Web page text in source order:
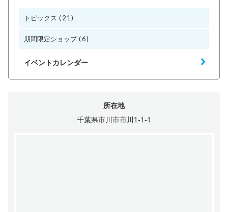
トピックス (21)
期間限定ショップ(6)
イベントカレンダー
所在地
千葉県市川市市川1-1-1